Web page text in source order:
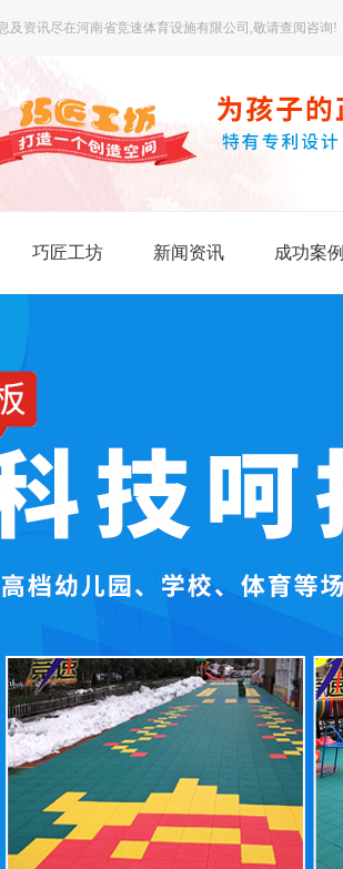
及资讯尽在河南省竞速体育设施有限公司,敬请查阅咨询!
巧匠工坊 新闻资讯 成功案例